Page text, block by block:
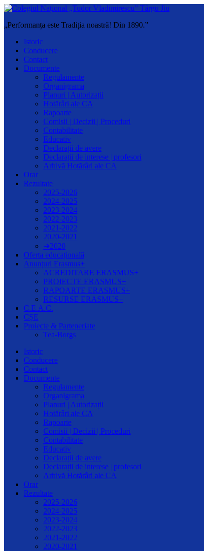
„Performanța este Tradiția noastră! Din 1890.”
Istoric
Conducere
Contact
Documente
Regulamente
Organigrama
Planuri | Autorizații
Hotărâri ale CA
Rapoarte
Comisii | Decizii | Proceduri
Contabilitate
Educativ
Declarații de avere
Declarații de interese | profesori
Arhivă Hotărâri ale CA
Orar
Rezultate
2025-2026
2024-2025
2023-2024
2022-2023
2021-2022
2020-2021
➔2020
Oferta educațională
Anunțuri Erasmus+
ACREDITARE ERASMUS+
PROIECTE ERASMUS+
RAPOARTE ERASMUS+
RESURSE ERASMUS+
C.E.A.C.
CȘE
Proiecte & Parteneriate
Tea-Borgs
Istoric
Conducere
Contact
Documente
Regulamente
Organigrama
Planuri | Autorizații
Hotărâri ale CA
Rapoarte
Comisii | Decizii | Proceduri
Contabilitate
Educativ
Declarații de avere
Declarații de interese | profesori
Arhivă Hotărâri ale CA
Orar
Rezultate
2025-2026
2024-2025
2023-2024
2022-2023
2021-2022
2020-2021